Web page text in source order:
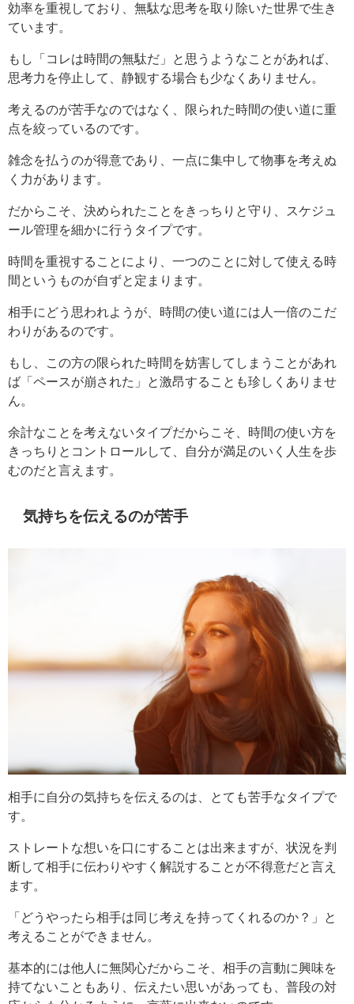
効率を重視しており、無駄な思考を取り除いた世界で生き
ています。
もし「コレは時間の無駄だ」と思うようなことがあれば、
思考力を停止して、静観する場合も少なくありません。
考えるのが苦手なのではなく、限られた時間の使い道に重
点を絞っているのです。
雑念を払うのが得意であり、一点に集中して物事を考えぬ
く力があります。
だからこそ、決められたことをきっちりと守り、スケジュ
ール管理を細かに行うタイプです。
時間を重視することにより、一つのことに対して使える時
間というものが自ずと定まります。
相手にどう思われようが、時間の使い道には人一倍のこだ
わりがあるのです。
もし、この方の限られた時間を妨害してしまうことがあれ
ば「ペースが崩された」と激昂することも珍しくありませ
ん。
余計なことを考えないタイプだからこそ、時間の使い方を
きっちりとコントロールして、自分が満足のいく人生を歩
むのだと言えます。
気持ちを伝えるのが苦手
相手に自分の気持ちを伝えるのは、とても苦手なタイプで
す。
ストレートな想いを口にすることは出来ますが、状況を判
断して相手に伝わりやすく解説することが不得意だと言え
ます。
「どうやったら相手は同じ考えを持ってくれるのか？」と
考えることができません。
基本的には他人に無関心だからこそ、相手の言動に興味を
持てないこともあり、伝えたい思いがあっても、普段の対